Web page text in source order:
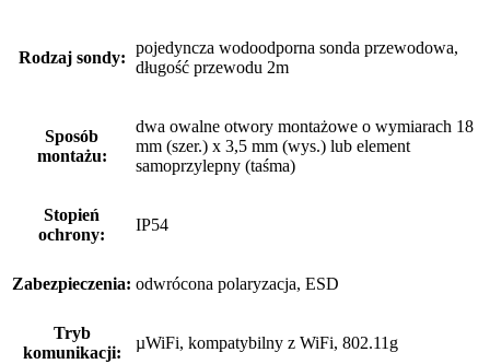
Rodzaj sondy:
pojedyncza wodoodporna sonda przewodowa,
długość przewodu 2m
Sposób
montażu:
dwa owalne otwory montażowe o wymiarach 18
mm (szer.) x 3,5 mm (wys.) lub element
samoprzylepny (taśma)
Stopień
ochrony:
IP54
Zabezpieczenia: odwrócona polaryzacja, ESD
Tryb
komunikacji:
µWiFi, kompatybilny z WiFi, 802.11g